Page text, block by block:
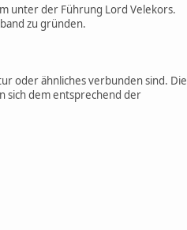
unter der Führung Lord Velekors.
zu gründen.
oder ähnliches verbunden sind. Die
sich dem entsprechend der